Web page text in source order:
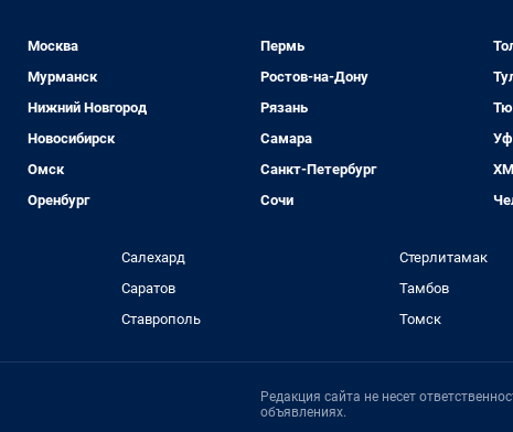
Москва
Мурманск
Нижний Новгород
Новосибирск
Омск
Оренбург
Пермь
Ростов-на-Дону
Рязань
Самара
Санкт-Петербург
Сочи
Салехард
Саратов
Ставрополь
Стерлитамак
Тамбов
Томск
Редакция сайта не несет
объявлениях.